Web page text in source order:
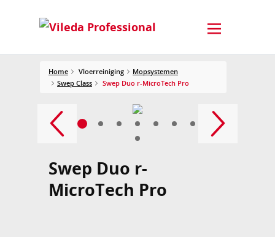
Home Vloerreiniging
Mopsystemen
Swep Class
Swep Duo r-MicroTech Pro
Swep Duo r-
MicroTech Pro